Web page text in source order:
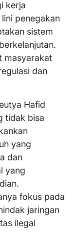
kerja
penegakan
sistem
masyarakat
dan
Hafid
tidak bisa
yang
dan
yang
fokus pada
jaringan
ilegal